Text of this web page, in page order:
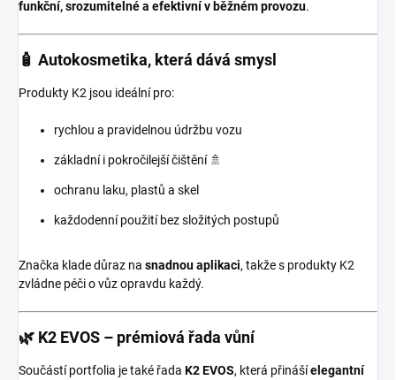
funkční, srozumitelné a efektivní v běžném provozu.
🧴 Autokosmetika, která dává smysl
Produkty K2 jsou ideální pro:
rychlou a pravidelnou údržbu vozu
základní i pokročilejší čištění 🚿
ochranu laku, plastů a skel
každodenní použití bez složitých postupů
Značka klade důraz na snadnou aplikaci, takže s produkty K2
zvládne péči o vůz opravdu každý.
🌿 K2 EVOS – prémiová řada vůní
Součástí portfolia je také řada K2 EVOS, která přinášíelegantní